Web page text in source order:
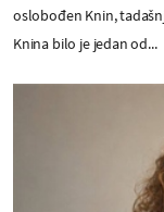
oslobođen Knin,
Knina bilo je jedan od...